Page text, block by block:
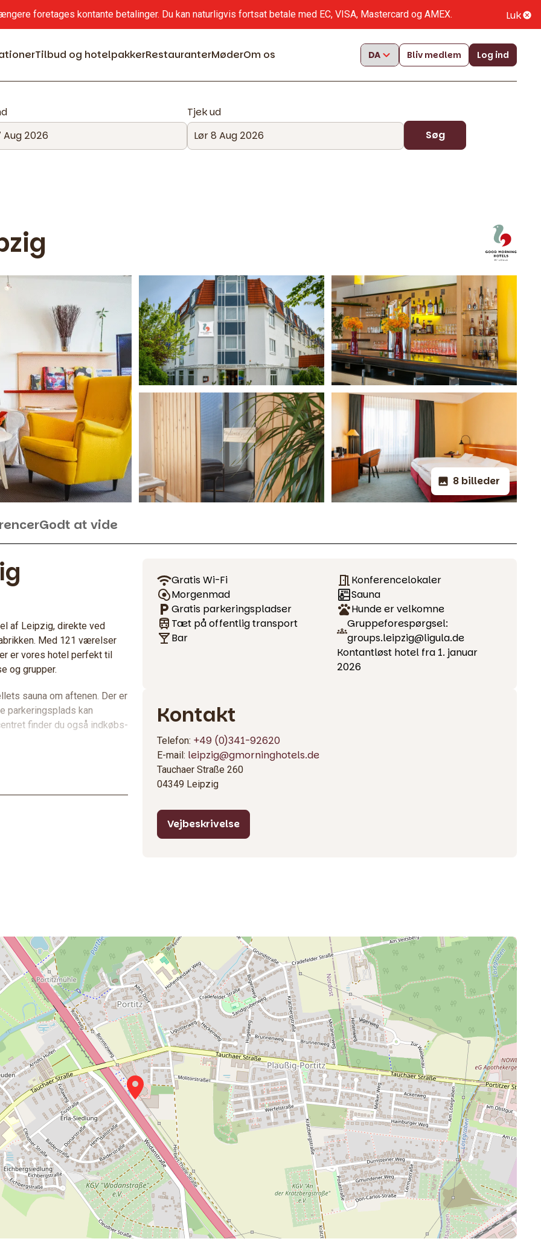
foretages kontante betalinger. Du kan naturligvis fortsat betale med EC, VISA, Mastercard og AMEX. Luk
Tilbud og hotelpakkerRestauranterMøderOm os Bliv medlem Log ind
Tjek ud
Søg
8 billeder
Godt at vide
af Leipzig, direkte ved
Med 121 værelser
er vores hotel perfekt til
og grupper.
sauna om aftenen. Der er
parkeringsplads kan
finder du også indkøbs-
for op til 70 personer.
til at mangle noget.
Gratis Wi-Fi
Morgenmad
Gratis parkeringspladser
Tæt på offentlig transport
Bar
Konferencelokaler
Sauna
Hunde er velkomne
Gruppeforespørgsel:
groups.leipzig@ligula.de
Kontantløst hotel fra 1. januar
2026
Kontakt
Telefon: +49 (0)341-92620
E-mail: leipzig@gmorninghotels.de
Tauchaer Straße 260
04349 Leipzig
Vejbeskrivelse